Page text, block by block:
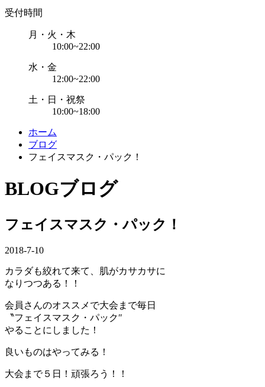
受付時間
月・火・木
10:00~22:00
水・金
12:00~22:00
土・日・祝祭
10:00~18:00
ホーム
ブログ
フェイスマスク・パック！
BLOGブログ
フェイスマスク・パック！
2018-7-10
カラダも絞れて来て、肌がカサカサに
なりつつある！！
会員さんのオススメで大会まで毎日
〝フェイスマスク・パック″
やることにしました！
良いものはやってみる！
大会まで５日！頑張ろう！！